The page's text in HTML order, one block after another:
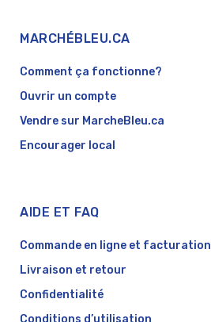
MARCHÉBLEU.CA
Comment ça fonctionne?
Ouvrir un compte
Vendre sur MarcheBleu.ca
Encourager local
AIDE ET FAQ
Commande en ligne et facturation
Livraison et retour
Confidentialité
Conditions d’utilisation